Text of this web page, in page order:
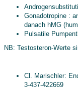
Gonadotropine :
danach hMG
Pulsatile
NB: Testosteron-Werte
Cl. Marischler:
3-437-422669